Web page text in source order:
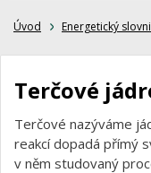
Úvod Energetický
Terčové
Terčové nazýváme
reakcí dopadá přímý
v něm studovaný